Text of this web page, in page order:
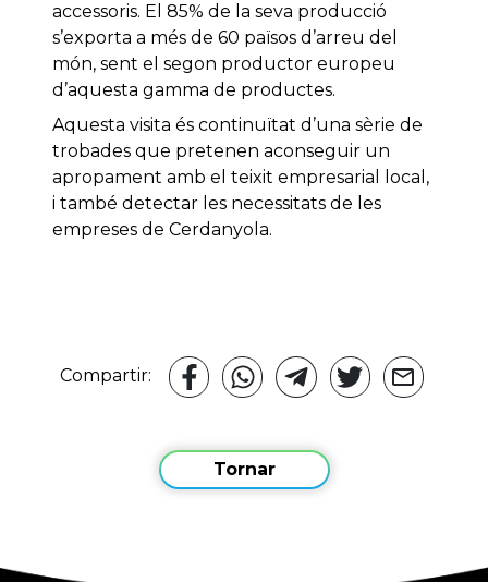
accessoris. El 85% de la seva producció
s’exporta a més de 60 països d’arreu del
món, sent el segon productor europeu
d’aquesta gamma de productes.
Aquesta visita és continuïtat d’una sèrie de
trobades que pretenen aconseguir un
apropament amb el teixit empresarial local,
i també detectar les necessitats de les
empreses de Cerdanyola.
Compartir:
Tornar